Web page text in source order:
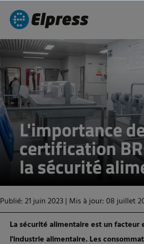
L'importance
certification
la sécurité
Publié: 21 juin 2023| Mis à jour: 08 juillet
La sécurité alimentaire est un facteur
l'industrie alimentaire. Les